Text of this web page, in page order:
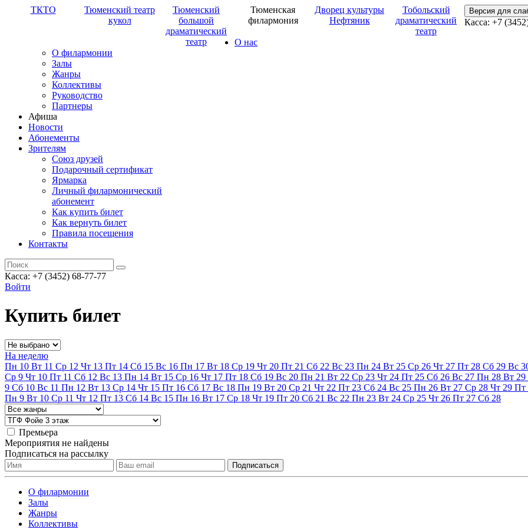
ТКТО
Тюменский театр
кукол
Тюменский
большой
драматический
театр
Тюменская
филармония
Дворец культуры
Нефтяник
Тобольский
драматический
театр
Версия для
Касса: +7
О нас
О филармонии
Залы
Жанры
Коллективы
Руководство
Партнеры
Афиша
Новости
Абонементы
Зрителям
Союз друзей
Подарочный сертификат
Ярмарка
Личный филармонический
абонемент
Как купить билет
Как вернуть билет
Правила посещения
Контакты
Касса: +7 (3452) 68-77-77
Войти
Купить билет
На неделю
Пн 10 Вт 11 Ср 12 Чт 13 Пт 14 Сб 15 Вс 16 Пн 17 Вт 18 Ср 19 Чт 20 Пт 21 Сб 22 Вс 23 Пн 24 Вт 25 Ср 26 Чт 27 Пт 28 Сб 29 Вс
Ср 9 Чт 10 Пт 11 Сб 12 Вс 13 Пн 14 Вт 15 Ср 16 Чт 17 Пт 18 Сб 19 Вс 20 Пн 21 Вт 22 Ср 23 Чт 24 Пт 25 Сб 26 Вс 27 Пн 28 Вт 29
9 Сб 10 Вс 11 Пн 12 Вт 13 Ср 14 Чт 15 Пт 16 Сб 17 Вс 18 Пн 19 Вт 20 Ср 21 Чт 22 Пт 23 Сб 24 Вс 25 Пн 26 Вт 27 Ср 28 Чт 29 Пт
Пн 9 Вт 10 Ср 11 Чт 12 Пт 13 Сб 14 Вс 15 Пн 16 Вт 17 Ср 18 Чт 19 Пт 20 Сб 21 Вс 22 Пн 23 Вт 24 Ср 25 Чт 26 Пт 27 Сб 28
Премьера
Мероприятия не найдены
Подписаться на рассылку
О филармонии
Залы
Жанры
Коллективы